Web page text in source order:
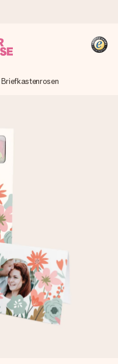
vor und schicken es
Bewertungen)
aller Länder, in
Uhr
Briefkastenrosen